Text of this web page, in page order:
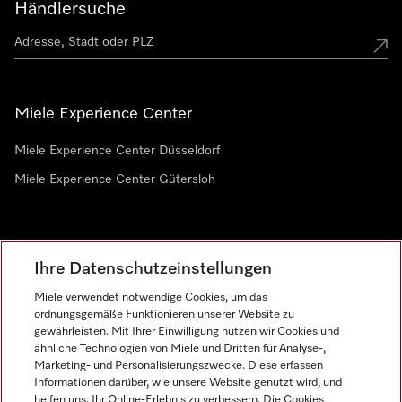
Händlersuche
Miele Experience Center
Miele Experience Center Düsseldorf
Miele Experience Center Gütersloh
Ihre Datenschutzeinstellungen
Miele verwendet notwendige Cookies, um das
ordnungsgemäße Funktionieren unserer Website zu
gewährleisten. Mit Ihrer Einwilligung nutzen wir Cookies und
ähnliche Technologien von Miele und Dritten für Analyse-,
Marketing- und Personalisierungszwecke. Diese erfassen
Informationen darüber, wie unsere Website genutzt wird, und